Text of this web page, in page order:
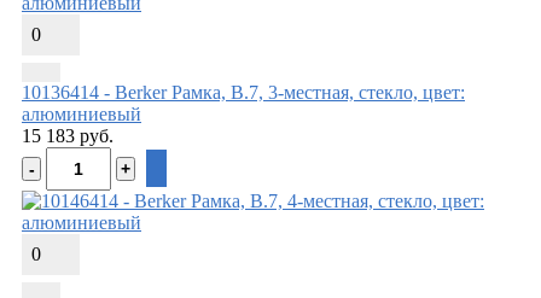
0
10136414 - Berker Рамкa, B.7, 3-местная, стекло, цвет:
алюминиевый
15 183 руб.
0